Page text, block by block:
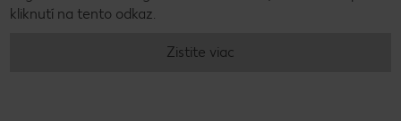
kliknutí na tento odkaz.
Zistite viac